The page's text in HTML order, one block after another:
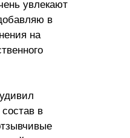
увлекают
в
на
в